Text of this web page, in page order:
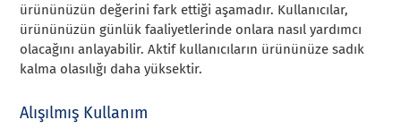
ürününüzün değerini fark ettiği aşamadır. Kullanıcılar,
ürününüzün günlük faaliyetlerinde onlara nasıl yardımcı
olacağını anlayabilir. Aktif kullanıcıların ürününüze sadık
kalma olasılığı daha yüksektir.
Alışılmış Kullanım